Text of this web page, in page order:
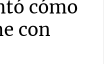
cómo
con